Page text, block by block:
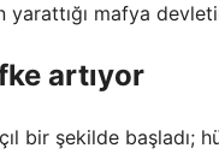
yarattığı mafya
artıyor
bir şekilde başladı;